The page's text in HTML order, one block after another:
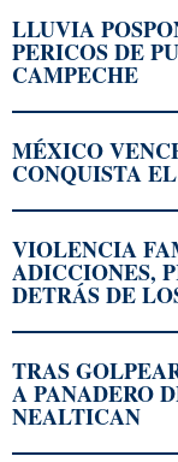
LLUVIA
PERICOS DE
CAMPECHE
MÉXICO
CONQUISTA
VIOLENCIA
ADICCIONES,
DETRÁS DE
TRAS
A PANADERO
NEALTICAN